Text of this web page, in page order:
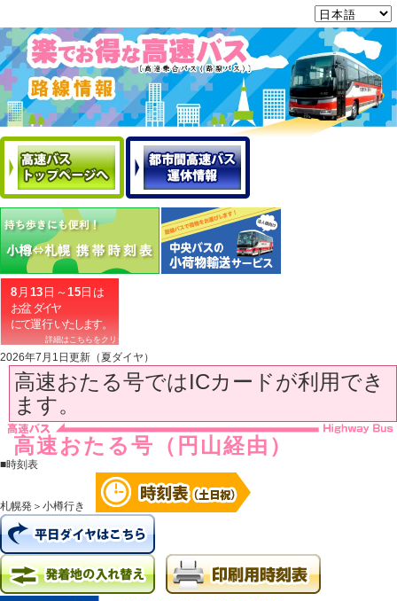
2026年7月1日更新（夏ダイヤ）
高速おたる号ではICカードが利用でき
ます。
高速おたる号（円山経由）
■時刻表
札幌発＞小樽行き